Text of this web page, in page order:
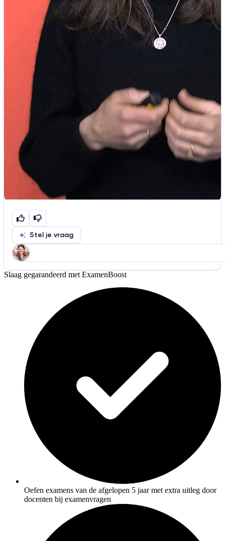
Stel je vraag
Help ons de video te verbeteren
De uitleg is onduidelijk
Informatie is onjuist
De docent is te langdradig
De uitleg gaat te langzaam
Afspelen werkte niet
Slaag gegarandeerd met ExamenBoost
Oefen examens van de afgelopen 5 jaar met extra uitleg door
docenten bij examenvragen